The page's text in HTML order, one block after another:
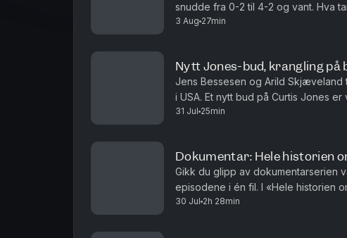
snudde fra 0-2 til 4-2 og vant. Hva
oppkjøringsturneen? Hvem har
3 Aug 27min
Nytt Jones-bud, krangling på
Jens Bessesen og Arild
i USA. Et nytt bud på Curtis Jones
investorene som er i forhandlinger
31 Jul 25min
Dokumentar: Hele historien
Gikk du glipp av dokumentarserien
episodene i én fil. I «Hele historien
det som er igjen av Shanklys
30 Jul 2h 28min